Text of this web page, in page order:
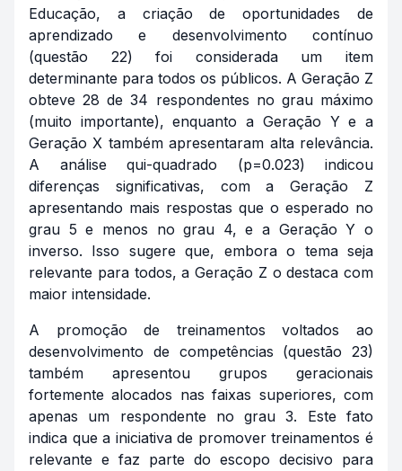
Educação, a criação de oportunidades de
aprendizado e desenvolvimento contínuo
(questão 22) foi considerada um item
determinante para todos os públicos. A Geração Z
obteve 28 de 34 respondentes no grau máximo
(muito importante), enquanto a Geração Y e a
Geração X também apresentaram alta relevância.
A análise qui-quadrado (p=0.023) indicou
diferenças significativas, com a Geração Z
apresentando mais respostas que o esperado no
grau 5 e menos no grau 4, e a Geração Y o
inverso. Isso sugere que, embora o tema seja
relevante para todos, a Geração Z o destaca com
maior intensidade.
A promoção de treinamentos voltados ao
desenvolvimento de competências (questão 23)
também apresentou grupos geracionais
fortemente alocados nas faixas superiores, com
apenas um respondente no grau 3. Este fato
indica que a iniciativa de promover treinamentos é
relevante e faz parte do escopo decisivo para